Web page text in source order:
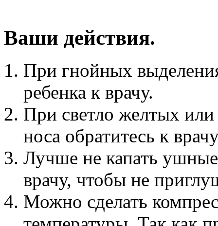
Ваши действия.
При гнойных
ребенка к врачу.
При светло желтых
носа обратитесь к
Лучше не капать ушные
врачу, чтобы не
Можно сделать